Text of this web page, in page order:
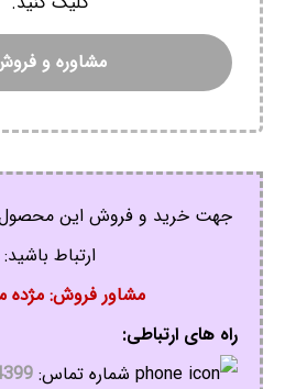
مشاوره و
جهت خرید و فروش این محصول
ارتباط باشید:
مشاور فروش: مژده
راه های ارتباطی:
شماره تماس: